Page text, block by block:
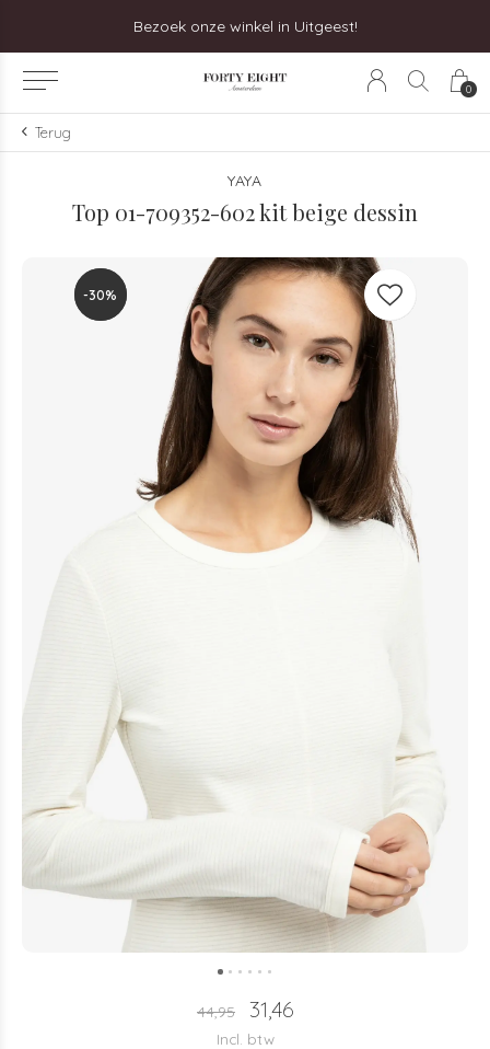
0
Bezoek onze winkel in Uitgeest!
Terug
YAYA
Top 01-709352-602 kit beige dessin
-30%
-30%
44,95 31,46
Incl. btw